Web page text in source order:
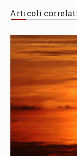
Articoli